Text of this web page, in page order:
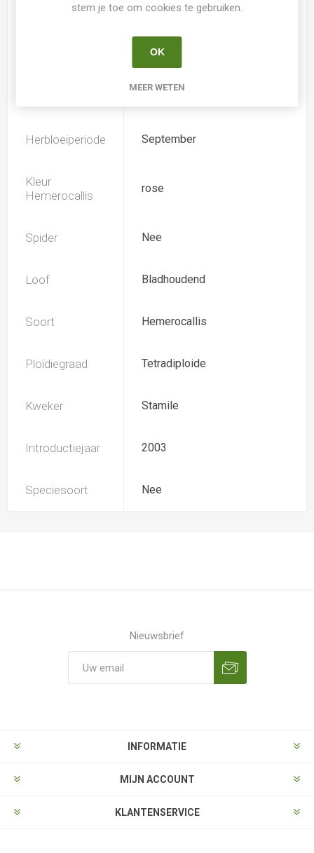
Dubbele bloem Nee
Herbloeiperiode September
Kleur
Hemerocallis
rose
Spider Nee
Loof Bladhoudend
Soort Hemerocallis
Ploïdiegraad Tetradiploide
Kweker Stamile
Introductiejaar 2003
Speciesoort Nee
Nieuwsbrief
INFORMATIE
MIJN ACCOUNT
KLANTENSERVICE
stem je toe om cookies te gebruiken.
OK
MEER WETEN